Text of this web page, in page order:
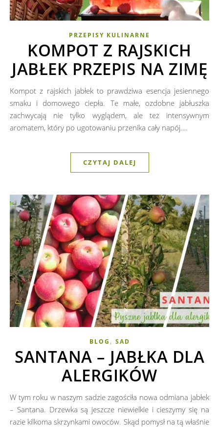
PRZEPISY KULINARNE
KOMPOT Z RAJSKICH
JABŁEK PRZEPIS NA ZIMĘ
Kompot z rajskich jabłek to prawdziwa esencja jesiennego
smaku i domowego ciepła. Te małe, ozdobne jabłuszka
zachwycają nie tylko wyglądem, ale też intensywnym
aromatem, który po ugotowaniu przenika cały napój.…
CZYTAJ DALEJ
BLOG , SAD
SANTANA – JABŁKA DLA
ALERGIKÓW
W tym roku w naszym sadzie zagościła nowa odmiana jabłek
– Santana. Drzewka są jeszcze niewielkie i cieszymy się na
razie kilkoma skrzynkami owoców. Skąd pomysł na tą właśnie